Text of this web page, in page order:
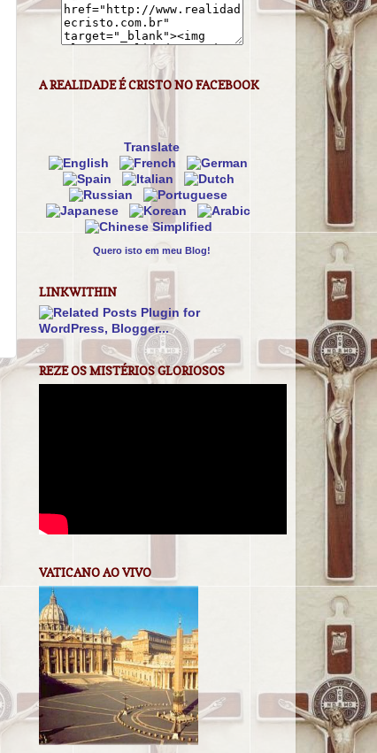
A REALIDADE É CRISTO NO FACEBOOK
Translate
Quero isto em meu Blog!
LINKWITHIN
REZE OS MISTÉRIOS GLORIOSOS
VATICANO AO VIVO